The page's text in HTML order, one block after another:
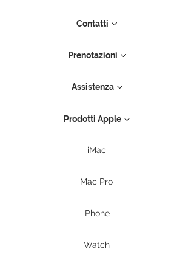
Contatti
Prenotazioni
Assistenza
Prodotti Apple
iMac
Mac Pro
iPhone
Watch